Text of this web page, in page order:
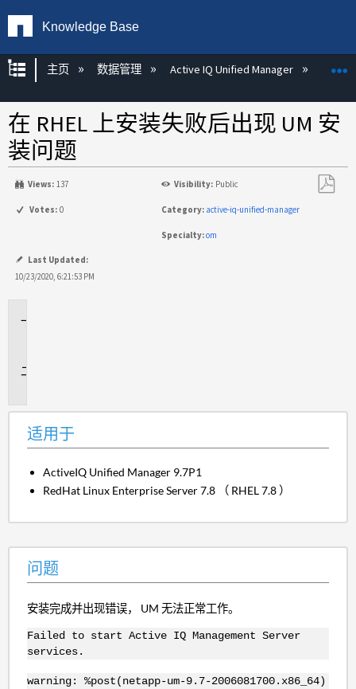
Knowledge Base
扩展/隐缩全局层次
主页 数据管理 Active IQ Unified Manager
在 RHEL 上安装失败后出现 UM 安
装问题
Views: 137 Visibility: Public
Votes: 0 Category: active-iq-unified-manager
Specialty:om
Last Updated:
10/23/2020, 6:21:53 PM
适用于
ActiveIQ Unified Manager 9.7P1
RedHat Linux Enterprise Server 7.8 （ RHEL 7.8 ）
问题
安装完成并出现错误， UM 无法正常工作。
Failed to start Active IQ Management Server
services.
warning: %post(netapp-um-9.7-2006081700.x86_64)